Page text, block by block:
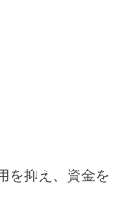
を抑え、資金を